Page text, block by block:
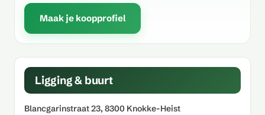
Maak je koopprofiel
Ligging & buurt
Blancgarinstraat 23, 8300 Knokke-Heist